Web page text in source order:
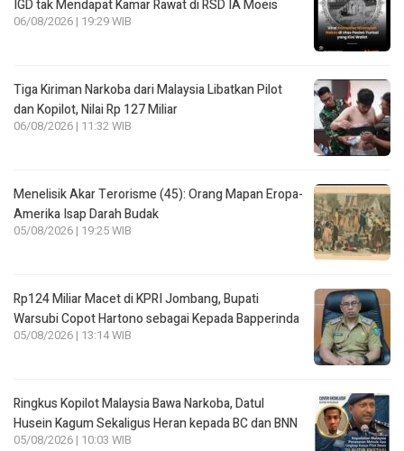
IGD tak Mendapat Kamar Rawat di RSD IA Moeis
06/08/2026 | 19:29 WIB
Tiga Kiriman Narkoba dari Malaysia Libatkan Pilot
dan Kopilot, Nilai Rp 127 Miliar
06/08/2026 | 11:32 WIB
Menelisik Akar Terorisme (45): Orang Mapan Eropa-
Amerika Isap Darah Budak
05/08/2026 | 19:25 WIB
Rp124 Miliar Macet di KPRI Jombang, Bupati
Warsubi Copot Hartono sebagai Kepada Bapperinda
05/08/2026 | 13:14 WIB
Ringkus Kopilot Malaysia Bawa Narkoba, Datul
Husein Kagum Sekaligus Heran kepada BC dan BNN
05/08/2026 | 10:03 WIB